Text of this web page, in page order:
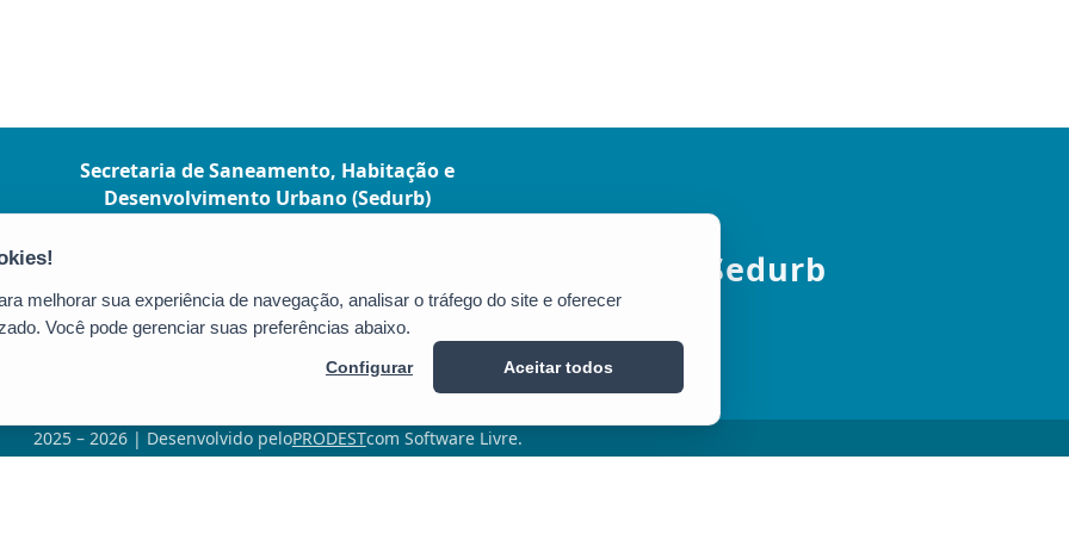
Secretaria de Saneamento, Habitação e
Desenvolvimento Urbano (Sedurb)
CEP: 29010-901 - Vitória / ES
Tel.: (27) 3636-5042
secretaria@sedurb.es.gov.br
Sedurb
2025 – 2026 | Desenvolvido peloPRODESTcom Software Livre.
melhorar sua experiência de navegação, analisar o tráfego do site e oferecer
Você pode gerenciar suas preferências abaixo.
Configurar Aceitar todos